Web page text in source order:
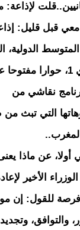
لإذاعة:
قبل قليل:
المتوسط الدولية،
ب ميدي 1، حوارا
نقاشي من
التي تبث
أولا، عن ماذا
الأخير
للقول: إن
والتوافق،